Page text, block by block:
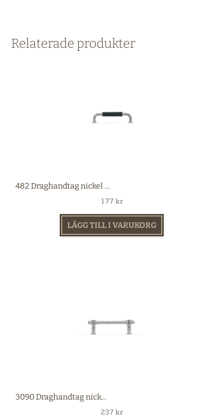
Relaterade produkter
482 Draghandtag nickel 96 mm
177 kr
LÄGG TILL I VARUKORG
3090 Draghandtag nickel 96 mm
237 kr